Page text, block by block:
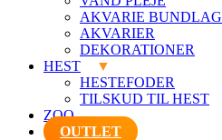
AKVARIE BUNDLAG
AKVARIER
DEKORATIONER
HEST
HESTEFODER
TILSKUD TIL HEST
ZOO
OUTLET